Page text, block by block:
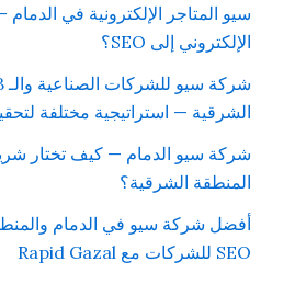
سيو المتاجر الإلكترونية في الدمام —
الإلكتروني إلى SEO؟
الشرقية — استراتيجية مختلفة لتحقيق
شركة سيو الدمام — كيف تختار
المنطقة الشرقية؟
أفضل شركة سيو في الدمام
SEO للشركات مع Rapid Gazal